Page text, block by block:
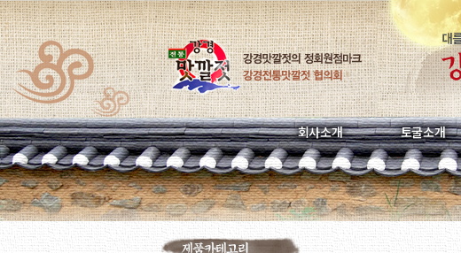
회사소개 토굴소개